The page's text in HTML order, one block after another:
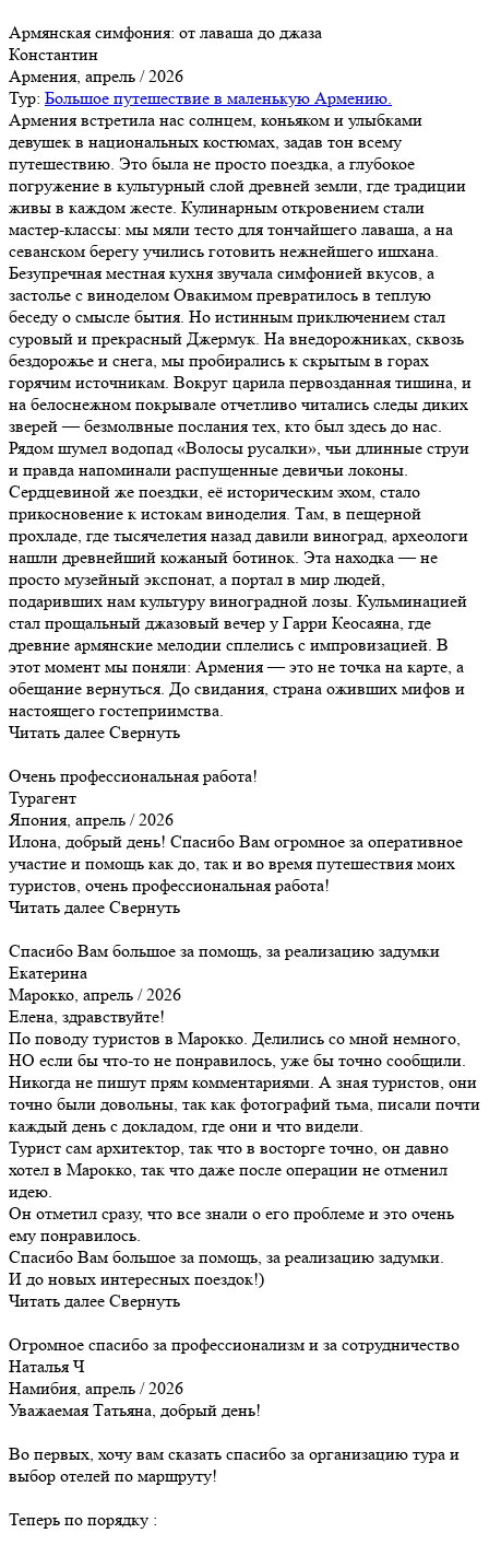
Армянская симфония: от лаваша до джаза
Константин
Армения, апрель / 2026
Тур: Большое путешествие в маленькую Армению.
Армения встретила нас солнцем, коньяком и улыбками
девушек в национальных костюмах, задав тон всему
путешествию. Это была не просто поездка, а глубокое
погружение в культурный слой древней земли, где традиции
живы в каждом жесте. Кулинарным откровением стали
мастер-классы: мы мяли тесто для тончайшего лаваша, а на
севанском берегу учились готовить нежнейшего ишхана.
Безупречная местная кухня звучала симфонией вкусов, а
застолье с виноделом Овакимом превратилось в теплую
беседу о смысле бытия. Но истинным приключением стал
суровый и прекрасный Джермук. На внедорожниках, сквозь
бездорожье и снега, мы пробирались к скрытым в горах
горячим источникам. Вокруг царила первозданная тишина, и
на белоснежном покрывале отчетливо читались следы диких
зверей — безмолвные послания тех, кто был здесь до нас.
Рядом шумел водопад «Волосы русалки», чьи длинные струи
и правда напоминали распущенные девичьи локоны.
Сердцевиной же поездки, её историческим эхом, стало
прикосновение к истокам виноделия. Там, в пещерной
прохладе, где тысячелетия назад давили виноград, археологи
нашли древнейший кожаный ботинок. Эта находка — не
просто музейный экспонат, а портал в мир людей,
подаривших нам культуру виноградной лозы. Кульминацией
стал прощальный джазовый вечер у Гарри Кеосаяна, где
древние армянские мелодии сплелись с импровизацией. В
этот момент мы поняли: Армения — это не точка на карте, а
обещание вернуться. До свидания, страна оживших мифов и
настоящего гостеприимства.
Читать далее Свернуть
Очень профессиональная работа!
Турагент
Япония, апрель / 2026
Илона, добрый день! Спасибо Вам огромное за оперативное
участие и помощь как до, так и во время путешествия моих
туристов, очень профессиональная работа!
Читать далее Свернуть
Спасибо Вам большое за помощь, за реализацию задумки
Екатерина
Марокко, апрель / 2026
Елена, здравствуйте!
По поводу туристов в Марокко. Делились со мной немного,
НО если бы что-то не понравилось, уже бы точно сообщили.
Никогда не пишут прям комментариями. А зная туристов, они
точно были довольны, так как фотографий тьма, писали почти
каждый день с докладом, где они и что видели.
Турист сам архитектор, так что в восторге точно, он давно
хотел в Марокко, так что даже после операции не отменил
идею.
Он отметил сразу, что все знали о его проблеме и это очень
ему понравилось.
Спасибо Вам большое за помощь, за реализацию задумки.
И до новых интересных поездок!)
Читать далее Свернуть
Огромное спасибо за профессионализм и за сотрудничество
Наталья Ч
Намибия, апрель / 2026
Уважаемая Татьяна, добрый день!
Во первых, хочу вам сказать спасибо за организацию тура и
выбор отелей по маршруту!
Теперь по порядку :